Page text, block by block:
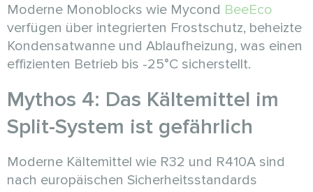
Moderne Monoblocks wie Mycond BeeEco
verfügen über integrierten Frostschutz, beheizte
Kondensatwanne und Ablaufheizung, was einen
effizienten Betrieb bis -25°C sicherstellt.
Mythos 4: Das Kältemittel im
Split-System ist gefährlich
Moderne Kältemittel wie R32 und R410A sind
nach europäischen Sicherheitsstandards